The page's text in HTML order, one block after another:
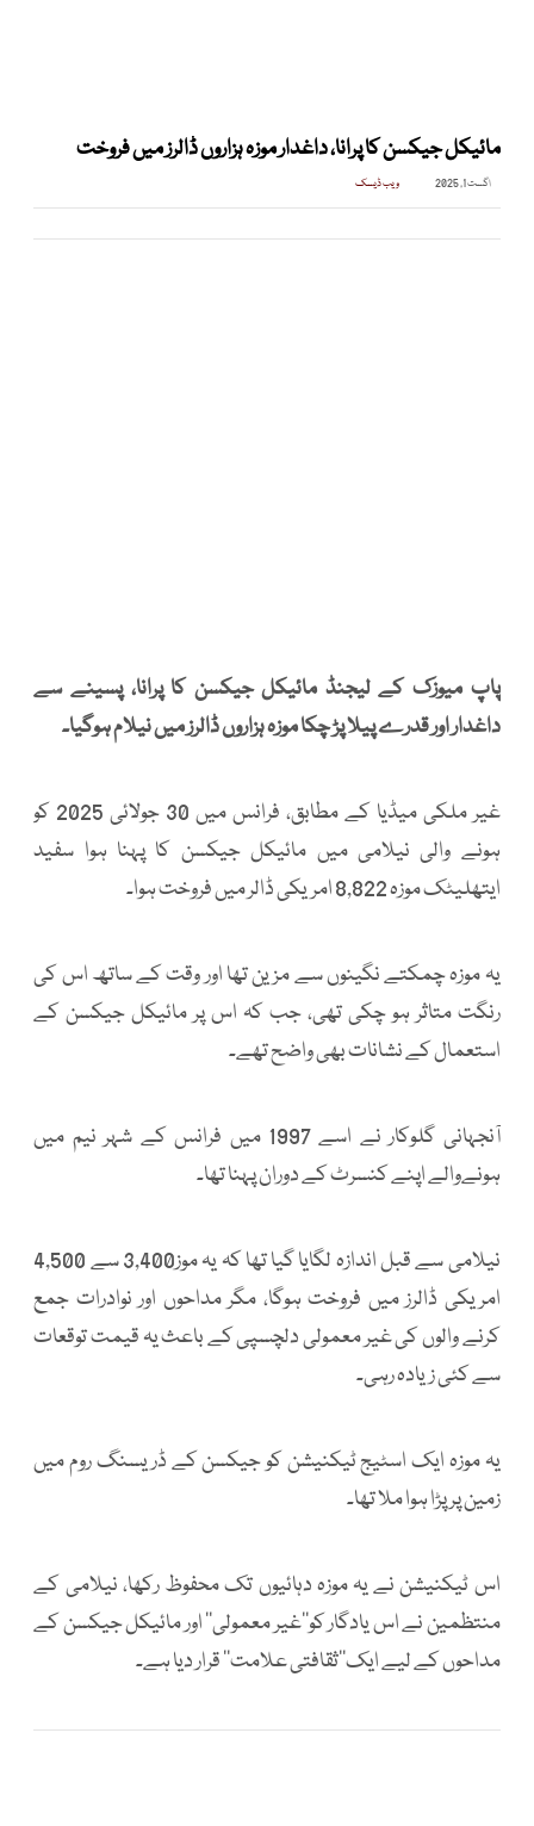
مائیکل جیکسن کا پرانا، داغدار موزہ ہزاروں ڈالرز میں فروخت
اگست 1, 2025 ویب ڈیسک
پاپ میوزک کے لیجنڈ مائیکل جیکسن کا پرانا، پسینے سے
داغدار اور قدرے پیلا پڑ چکا موزہ ہزاروں ڈالرز میں نیلام ہوگیا۔
غیر ملکی میڈیا کے مطابق، فرانس میں 30 جولائی 2025 کو
ہونے والی نیلامی میں مائیکل جیکسن کا پہنا ہوا سفید
ایتھلیٹک موزہ 8,822 امریکی ڈالر میں فروخت ہوا۔
یہ موزہ چمکتے نگینوں سے مزین تھا اور وقت کے ساتھ اس کی
رنگت متاثر ہو چکی تھی، جب کہ اس پر مائیکل جیکسن کے
استعمال کے نشانات بھی واضح تھے۔
آنجہانی گلوکار نے اسے 1997 میں فرانس کے شہر نیم میں
ہونےوالے اپنے کنسرٹ کے دوران پہنا تھا۔
نیلامی سے قبل اندازہ لگایا گیا تھا کہ یہ موز3,400 سے 4,500
امریکی ڈالرز میں فروخت ہوگا، مگر مداحوں اور نوادرات جمع
کرنے والوں کی غیر معمولی دلچسپی کے باعث یہ قیمت توقعات
سے کئی زیادہ رہی۔
یہ موزہ ایک اسٹیج ٹیکنیشن کو جیکسن کے ڈریسنگ روم میں
زمین پر پڑا ہوا ملا تھا۔
اس ٹیکنیشن نے یہ موزہ دہائیوں تک محفوظ رکھا، نیلامی کے
منتظمین نے اس یادگار کو’’غیر معمولی‘‘ اور مائیکل جیکسن کے
مداحوں کے لیے ایک’’ثقافتی علامت‘‘ قرار دیا ہے۔